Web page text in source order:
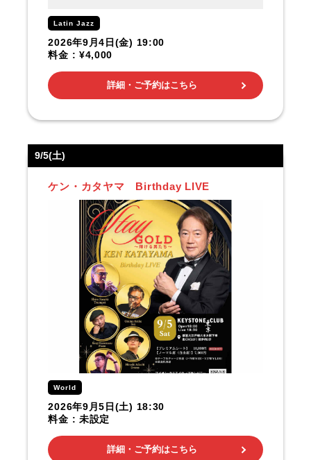
Latin Jazz
2026年9月4日(金) 19:00
料金 : ¥4,000
詳細・ご予約はこちら
9/5(土)
ケン・カタヤマ Birthday LIVE
World
2026年9月5日(土) 18:30
料金 : 未設定
詳細・ご予約はこちら